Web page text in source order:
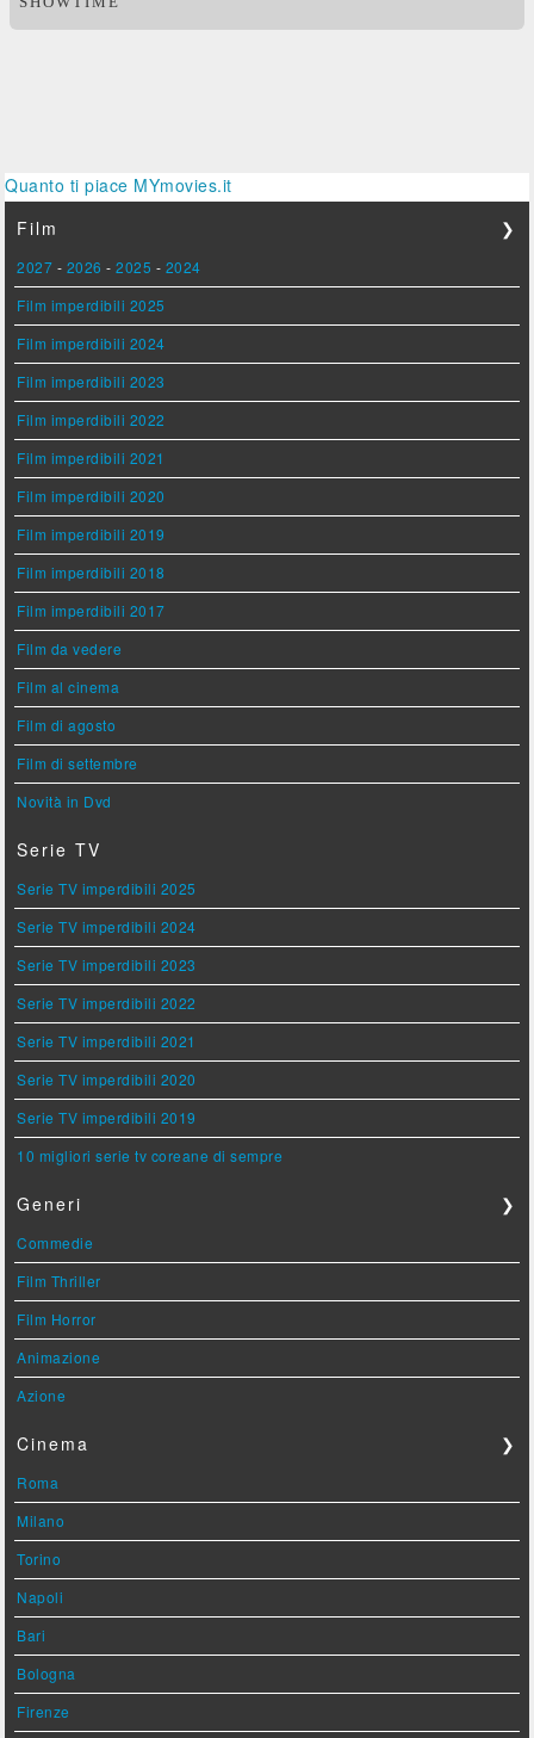
Quanto ti piace MYmovies.it
Film
❯
2027 - 2026 -2025 - 2024
Film imperdibili 2025
Film imperdibili 2024
Film imperdibili 2023
Film imperdibili 2022
Film imperdibili 2021
Film imperdibili 2020
Film imperdibili 2019
Film imperdibili 2018
Film imperdibili 2017
Film da vedere
Film al cinema
Film di agosto
Film di settembre
Novità in Dvd
Serie TV
Serie TV imperdibili 2025
Serie TV imperdibili 2024
Serie TV imperdibili 2023
Serie TV imperdibili 2022
Serie TV imperdibili 2021
Serie TV imperdibili 2020
Serie TV imperdibili 2019
10 migliori serie tv coreane di sempre
Generi ❯
Commedie
Film Thriller
Film Horror
Animazione
Azione
Cinema ❯
Roma
Milano
Torino
Napoli
Bari
Bologna
Firenze